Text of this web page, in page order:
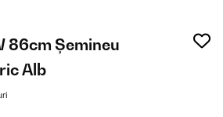
86cm Șemineu
Alb